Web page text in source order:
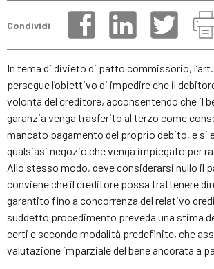
Condividi
In tema di divieto di patto commissorio,
persegue l’obiettivo di impedire che il
volontà del creditore, acconsentendo che il
garanzia venga trasferito al terzo come
mancato pagamento del proprio debito, e si
qualsiasi negozio che venga impiegato per
Allo stesso modo, deve considerarsi nullo il
conviene che il creditore possa trattenere
garantito fino a concorrenza del relativo
suddetto procedimento preveda una stima
certi e secondo modalità predefinite, che
valutazione imparziale del bene ancorata a